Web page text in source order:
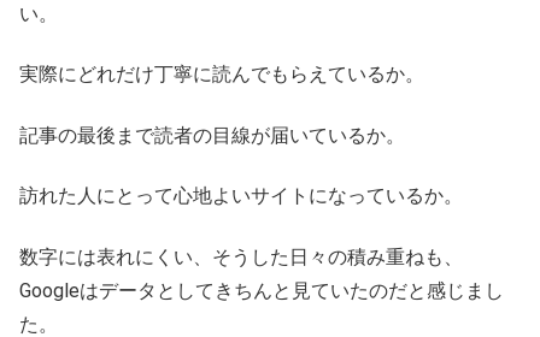
い。
実際にどれだけ丁寧に読んでもらえているか。
記事の最後まで読者の目線が届いているか。
訪れた人にとって心地よいサイトになっているか。
数字には表れにくい、そうした日々の積み重ねも、
Googleはデータとしてきちんと見ていたのだと感じまし
た。